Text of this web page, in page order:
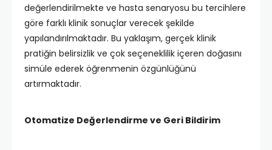
değerlendirilmekte ve hasta senaryosu bu tercihlere
göre farklı klinik sonuçlar verecek şekilde
yapılandırılmaktadır. Bu yaklaşım, gerçek klinik
pratiğin belirsizlik ve çok seçeneklilik içeren doğasını
simüle ederek öğrenmenin özgünlüğünü
artırmaktadır.
Otomatize Değerlendirme ve Geri Bildirim